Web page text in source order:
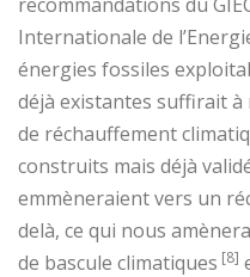
Internationale de
énergies fossiles
déjà existantes suffirait à
de réchauffement
construits mais déjà
emmèneraient vers un
delà, ce qui nous
de bascule climatiques [8]